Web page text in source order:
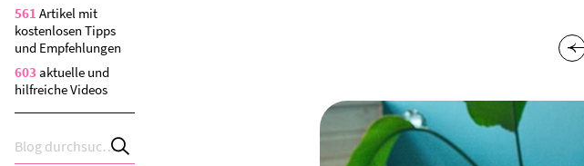
561 Artikel mit
kostenlosen Tipps
und Empfehlungen
603 aktuelle und
hilfreiche Videos